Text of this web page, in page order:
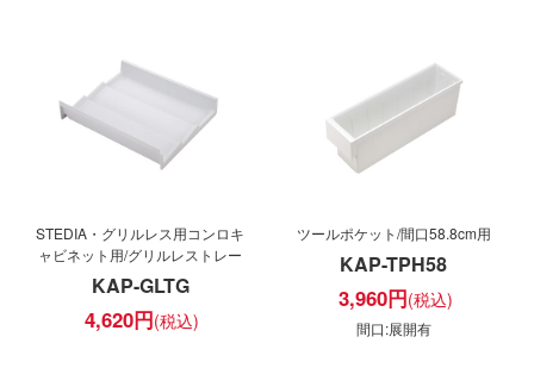
STEDIA・グリルレス用コンロキ
ャビネット用/グリルレストレー
KAP-GLTG
4,620円
ツールポケット/間口58.8cm用
KAP-TPH58
3,960円
間口:展開有